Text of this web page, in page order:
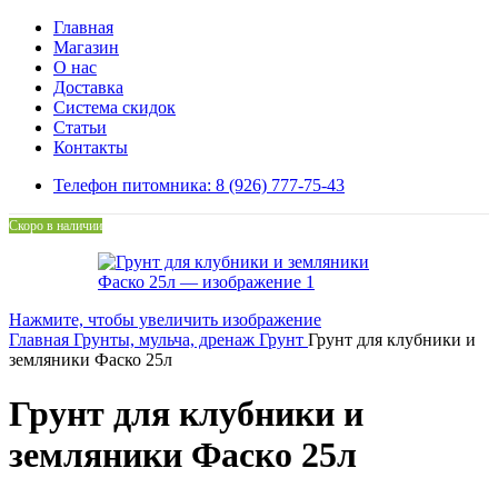
Главная
Магазин
О нас
Доставка
Система скидок
Статьи
Контакты
Телефон питомника: 8 (926) 777-75-43
Скоро в наличии
Нажмите, чтобы увеличить изображение
Главная Грунты, мульча, дренаж Грунт Грунт для клубники и
земляники Фаско 25л
Грунт для клубники и
земляники Фаско 25л